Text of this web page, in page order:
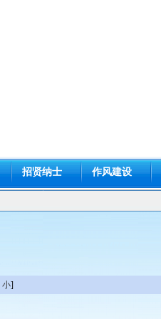
招贤纳士 作风建设
小]